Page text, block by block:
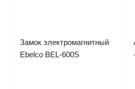
Замок электромагнитный
Ebelco BEL-600S